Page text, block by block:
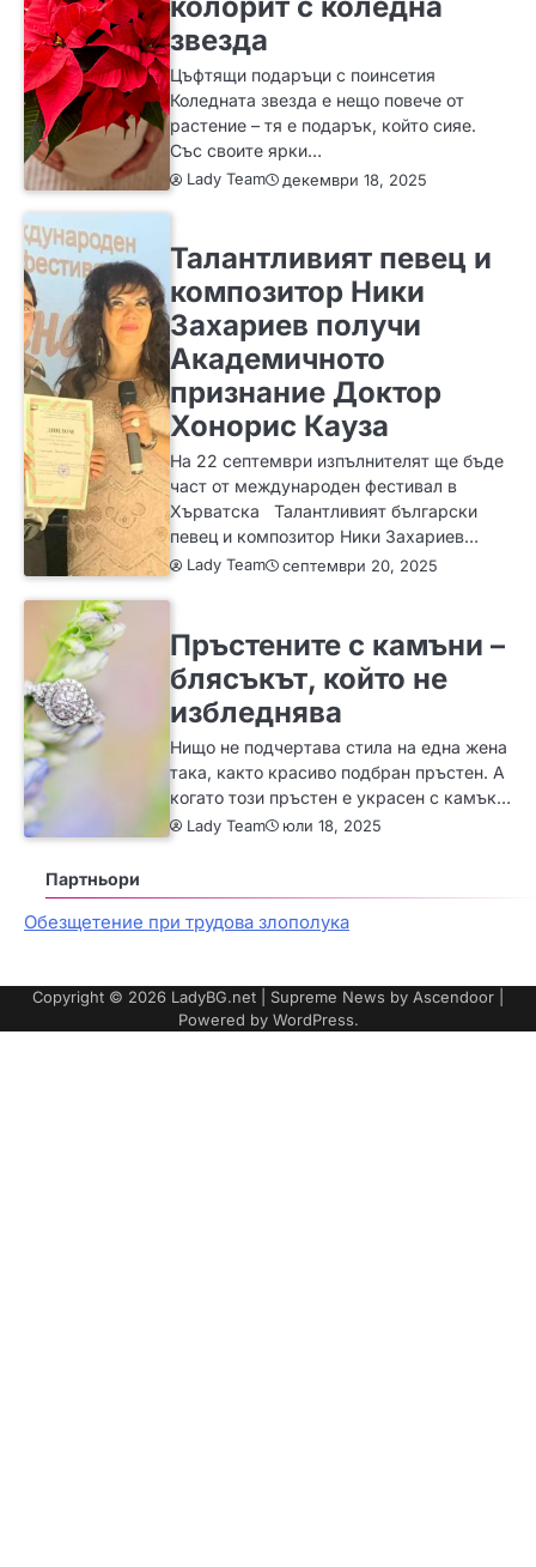
звезда
Цъфтящи подаръци с поинсетия
Коледната звезда е нещо повече от
растение – тя е подарък, който сияе.
Със своите ярки…
Lady Team декември 18, 2025
Талантливият певец и
композитор Ники
Захариев получи
Академичното
признание Доктор
Хонорис Кауза
На 22 септември изпълнителят ще бъде
част от международен фестивал в
Хърватска Талантливият български
певец и композитор Ники Захариев…
Lady Team септември 20, 2025
Пръстените с камъни –
блясъкът, който не
избледнява
Нищо не подчертава стила на една жена
така, както красиво подбран пръстен. А
когато този пръстен е украсен с камък…
Lady Team юли 18, 2025
Партньори
Обезщетение при трудова злополука
Copyright © 2026 LadyBG.net | Supreme News by Ascendoor
Powered by WordPress.